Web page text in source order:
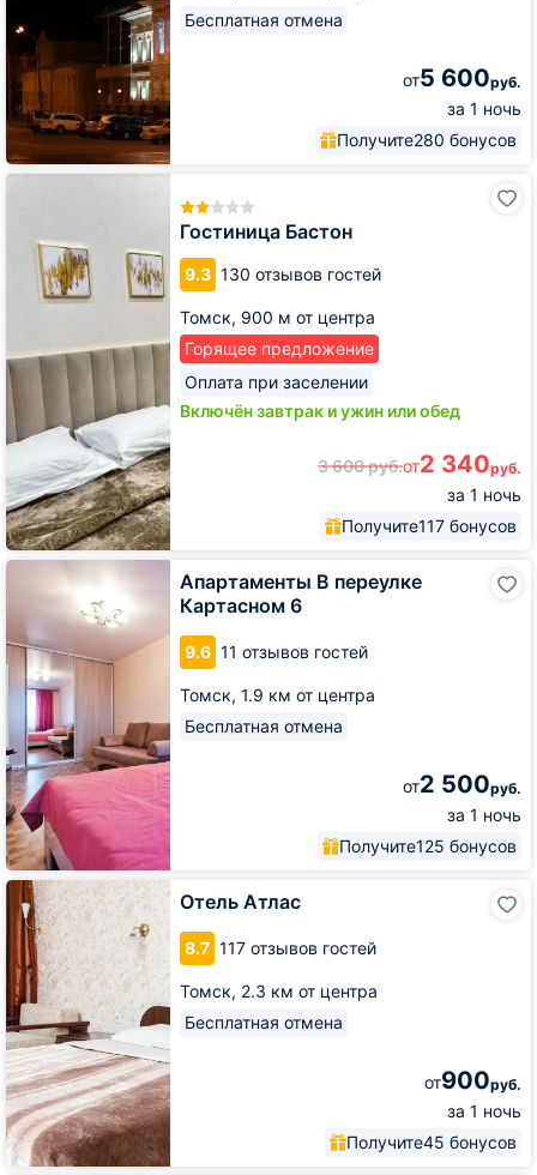
Бесплатная отмена
от5 600руб.
за 1 ночь
Получите280 бонусов
Гостиница Бастон
9.3 130 отзывов гостей
Томск, 900 м от центра
Горящее предложение
Оплата при заселении
Включён завтрак и ужин или обед
3 600руб.от2 340руб.
за 1 ночь
Получите117 бонусов
Гостиница
Апартаменты В переулке
Картасном 6
9.6 11 отзывов гостей
Томск, 1.9 км от центра
Бесплатная отмена
от2 500руб.
за 1 ночь
Получите125 бонусов
Апартаменты
Картасном
Отель Атлас
8.7 117 отзывов гостей
Томск, 2.3 км от центра
Бесплатная отмена
от900руб.
за 1 ночь
Получите45 бонусов
Отель
Атлас